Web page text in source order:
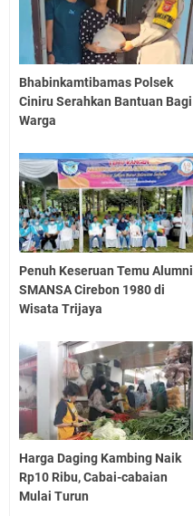
Bhabinkamtibamas Polsek
Ciniru Serahkan Bantuan Bagi
Warga
Penuh Keseruan Temu Alumni
SMANSA Cirebon 1980 di
Wisata Trijaya
Harga Daging Kambing Naik
Rp10 Ribu, Cabai-cabaian
Mulai Turun